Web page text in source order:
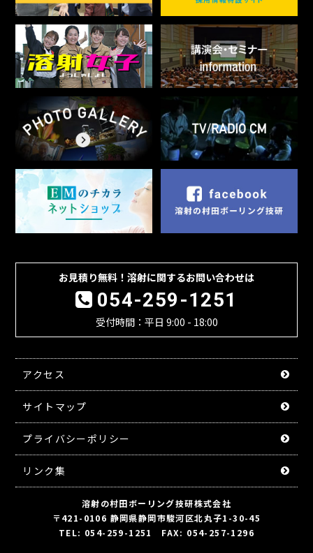
お見積り無料！溶射に関するお問い合わせは
054-259-1251
受付時間：平日 9:00 - 18:00
アクセス
サイトマップ
プライバシーポリシー
リンク集
溶射の村田ボーリング技研株式会社
〒421-0106 静岡県静岡市駿河区北丸子1-30-45
TEL: 054-259-1251 FAX: 054-257-1296